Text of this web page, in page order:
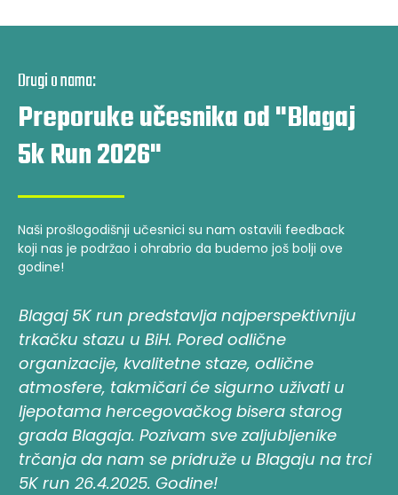
Drugi o nama:
Preporuke učesnika od "Blagaj
5k Run 2026"
Naši prošlogodišnji učesnici su nam ostavili feedback
koji nas je podržao i ohrabrio da budemo još bolji ove
godine!
Blagaj 5K run predstavlja najperspektivniju
trkačku stazu u BiH. Pored odlične
organizacije, kvalitetne staze, odlične
atmosfere, takmičari će sigurno uživati u
ljepotama hercegovačkog bisera starog
grada Blagaja. Pozivam sve zaljubljenike
trčanja da nam se pridruže u Blagaju na trci
5K run 26.4.2025. Godine!